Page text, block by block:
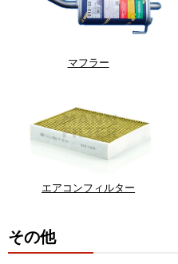
マフラー
エアコンフィルター
その他